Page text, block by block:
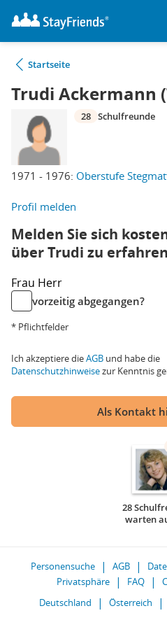
Startseite
Trudi Ackermann
1971 - 1976: Oberstufe
28 Schulfreunde
Profil melden
Melden Sie sich
über Trudi zu
Frau Herr
vorzeitig abgegangen?
* Pflichtfelder
Ich akzeptiere dieAGB und habe die
Datenschutzhinweisezur Kenntnis
Als Kontakt
28
warten
Personensuche AGB
Privatsphäre
FAQ
Deutschland
Österreich